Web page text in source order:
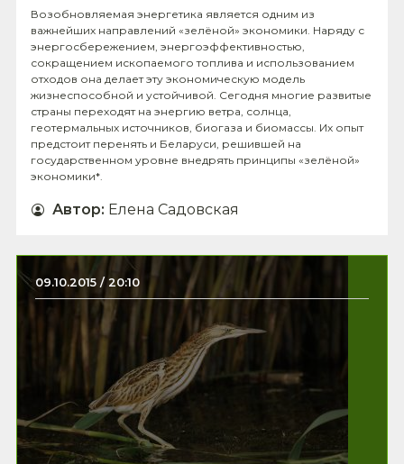
Возобновляемая энергетика является одним из
важнейших направлений «зелёной» экономики. Наряду с
энергосбережением, энергоэффективностью,
сокращением ископаемого топлива и использованием
отходов она делает эту экономическую модель
жизнеспособной и устойчивой. Сегодня многие развитые
страны переходят на энергию ветра, солнца,
геотермальных источников, биогаза и биомассы. Их опыт
предстоит перенять и Беларуси, решившей на
государственном уровне внедрять принципы «зелёной»
экономики*.
Автор: Елена Садовская
09.10.2015 / 20:10